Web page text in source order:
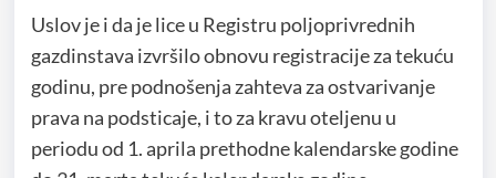
Uslov je i da je lice u Registru poljoprivrednih
gazdinstava izvršilo obnovu registracije za tekuću
godinu, pre podnošenja zahteva za ostvarivanje
prava na podsticaje, i to za kravu oteljenu u
periodu od 1. aprila prethodne kalendarske godine